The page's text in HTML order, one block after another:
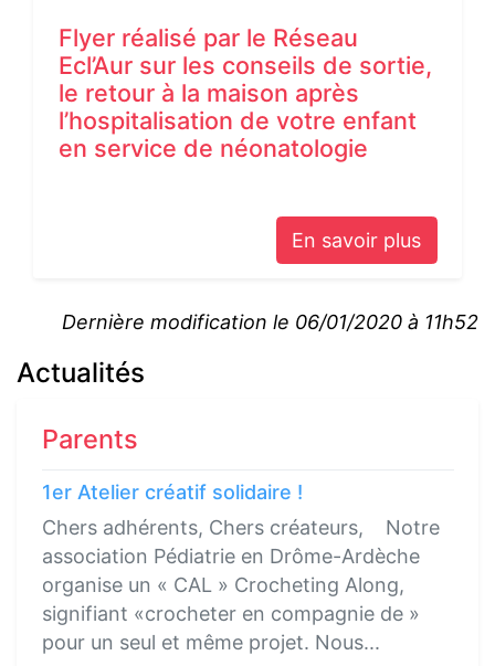
Flyer réalisé par le Réseau
Ecl’Aur sur les conseils de sortie,
le retour à la maison après
l’hospitalisation de votre enfant
en service de néonatologie
En savoir plus
Dernière modification le 06/01/2020 à 11h52
Actualités
Parents
1er Atelier créatif solidaire !
Chers adhérents, Chers créateurs, Notre
association Pédiatrie en Drôme-Ardèche
organise un « CAL » Crocheting Along,
signifiant «crocheter en compagnie de »
pour un seul et même projet. Nous...